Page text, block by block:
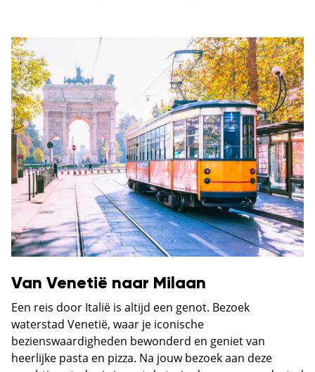
Van Venetië naar Milaan
Een reis door Italië is altijd een genot. Bezoek
waterstad Venetië, waar je iconische
bezienswaardigheden bewonderd en geniet van
heerlijke pasta en pizza. Na jouw bezoek aan deze